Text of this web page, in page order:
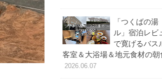
「つくばの
ル」宿泊レビ
で寛げるバス
客室＆大浴場＆地元食材の朝
2026.06.07